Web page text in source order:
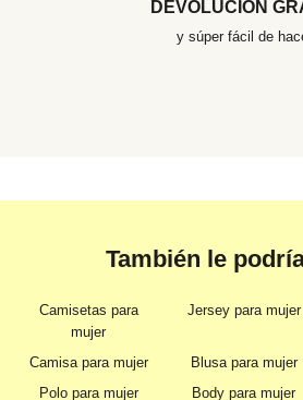
DEVOLUCIÓN
y súper fácil de
También le
Camisetas para
mujer
Jersey para mujer
Camisa para mujer Blusa para mujer
Polo para mujer
Body para mujer